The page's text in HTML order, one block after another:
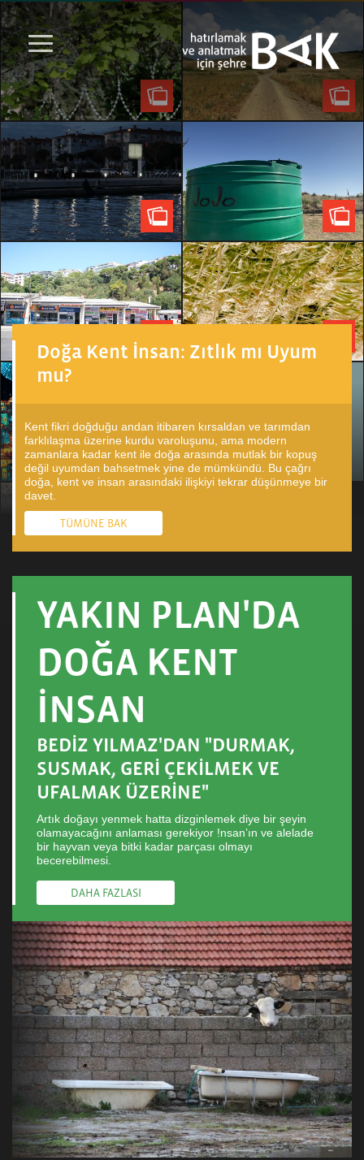
Doğa Kent İnsan: Zıtlık mı Uyum
mu?
Kent fikri doğduğu andan itibaren kırsaldan ve tarımdan
farklılaşma üzerine kurdu varoluşunu, ama modern
zamanlara kadar kent ile doğa arasında mutlak bir kopuş
değil uyumdan bahsetmek yine de mümkündü. Bu çağrı
doğa, kent ve insan arasındaki ilişkiyi tekrar düşünmeye bir
davet.
TÜMÜNE BAK
YAKIN PLAN'DA
DOĞA KENT
İNSAN
BEDİZ YILMAZ'DAN "DURMAK,
SUSMAK, GERİ ÇEKİLMEK VE
UFALMAK ÜZERİNE"
Artık doğayı yenmek hatta dizginlemek diye bir şeyin
olamayacağını anlaması gerekiyor !nsan’ın ve alelade
bir hayvan veya bitki kadar parçası olmayı
becerebilmesi.
DAHA FAZLASI